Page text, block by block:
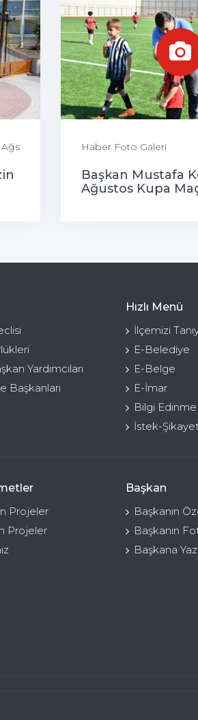
Haber Foto Galeri
Başkan Mustafa
Ağustos Kupa
Yardımcıları
Başkanları
Hızlı Menü
İlçemizi
E-Belediye
E-Belge
E-İmar
Bilgi Edinme
İstek-
Projeler
Projeler
Başkan
Başkanın
Başkanın
Başkana